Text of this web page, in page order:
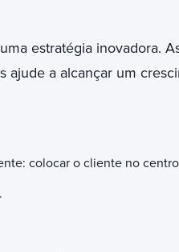
estratégia inovadora.
ajude a alcançar um
colocar o cliente no